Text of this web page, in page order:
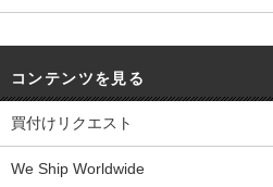
コンテンツを見る
買付けリクエスト
We Ship Worldwide